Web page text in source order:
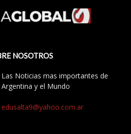
NOSOTROS
Noticias mas importantes de
y el Mundo
edusalta9@yahoo.com.ar